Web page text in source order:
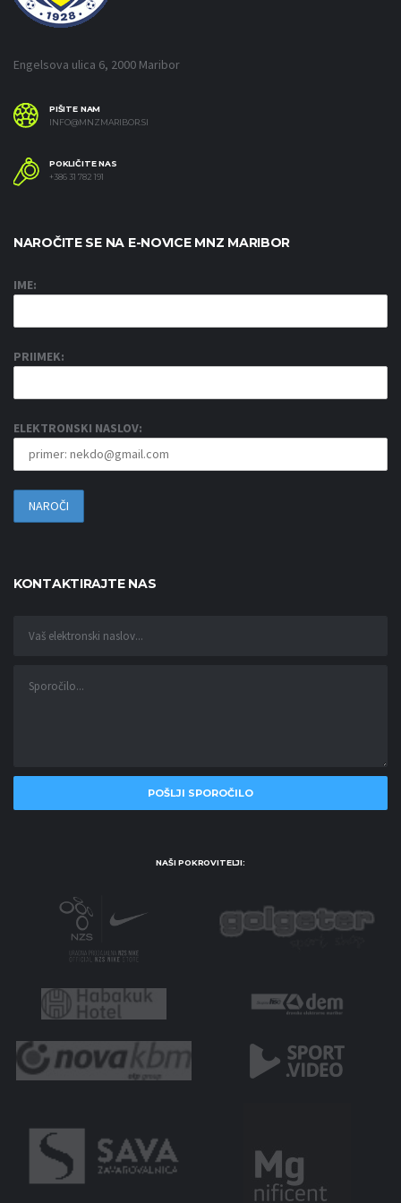
Engelsova ulica 6, 2000 Maribor
PIŠITE NAM
INFO@MNZMARIBOR.SI
POKLIČITE NAS
+386 31 782 191
NAROČITE SE NA E-NOVICE MNZ MARIBOR
IME:
PRIIMEK:
ELEKTRONSKI NASLOV:
KONTAKTIRAJTE NAS
NAŠI POKROVITELJI: